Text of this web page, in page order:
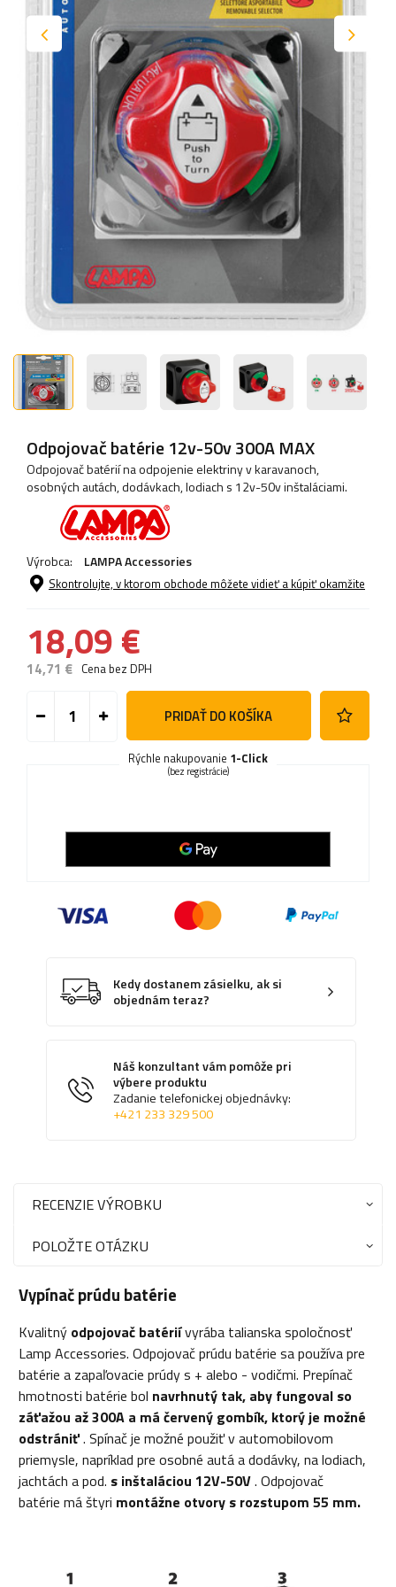
Odpojovač batérie 12v-50v 300A MAX
Odpojovač batérií na odpojenie elektriny v karavanoch,
osobných autách, dodávkach, lodiach s 12v-50v inštaláciami.
Výrobca: LAMPA Accessories
Skontrolujte, v ktorom obchode môžete vidieť a kúpiť okamžite
18,09 €
14,71 € Cena bez DPH
PRIDAŤ DO KOŠÍKA
Rýchle nakupovanie 1-Click
(bez registrácie)
Kedy dostanem zásielku, ak si
objednám teraz?
Náš konzultant vám pomôže pri
výbere produktu
Zadanie telefonickej objednávky:
+421 233 329 500
RECENZIE VÝROBKU
POLOŽTE OTÁZKU
Vypínač prúdu batérie
Kvalitný odpojovač batériívyrába talianska spoločnosť
Lamp Accessories. Odpojovač prúdu batérie sa používa pre
batérie a zapaľovacie prúdy s + alebo - vodičmi. Prepínač
hmotnosti batérie bol navrhnutý tak, aby fungoval so
záťažou až 300A a má červený gombík, ktorý je možné
odstrániť. Spínač je možné použiť v automobilovom
priemysle, napríklad pre osobné autá a dodávky, na lodiach,
jachtách a pod. s inštaláciou 12V-50V. Odpojovač
batérie má štyri montážne otvory s rozstupom 55 mm.